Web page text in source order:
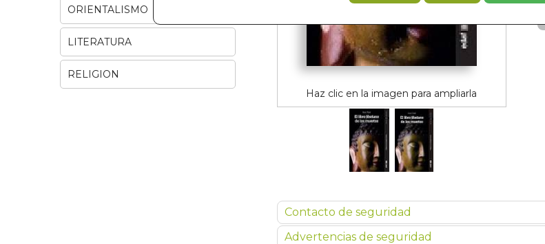
Haz clic en la imagen para ampliarla
Contacto de seguridad
Advertencias de seguridad
ORIENTALISMO
LITERATURA
RELIGION